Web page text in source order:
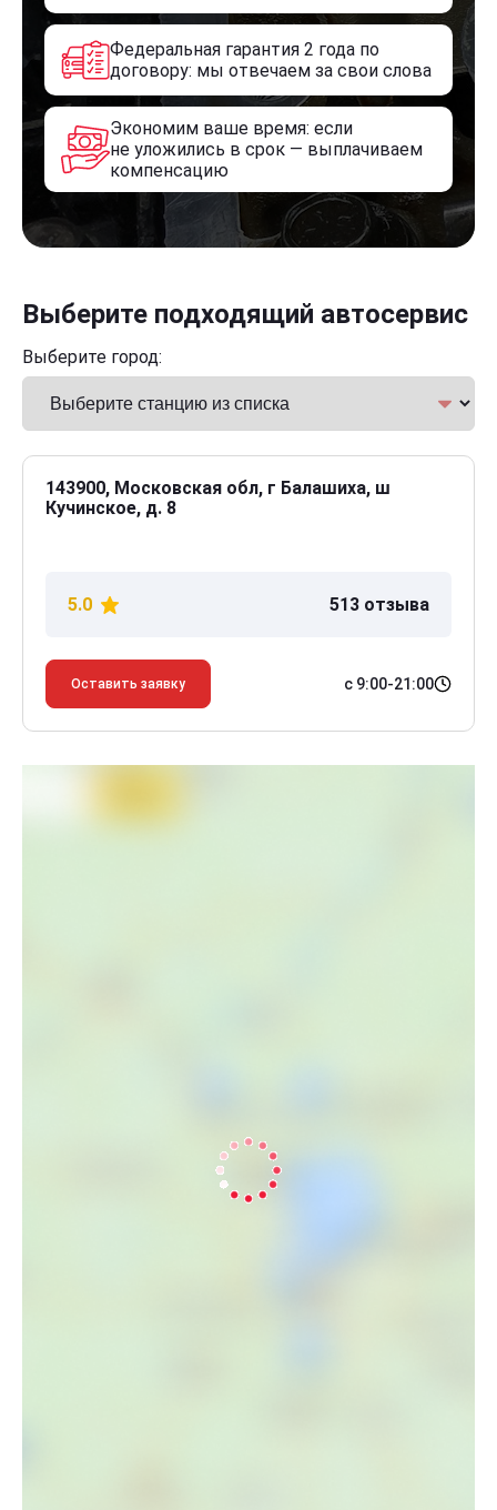
Федеральная гарантия 2 года по
договору: мы отвечаем за свои слова
Экономим ваше время: если
не уложились в срок — выплачиваем
компенсацию
Выберите подходящий автосервис
Выберите город:
143900, Московская обл, г Балашиха, ш
Кучинское, д. 8
5.0 513 отзыва
Оставить заявку с 9:00-21:00